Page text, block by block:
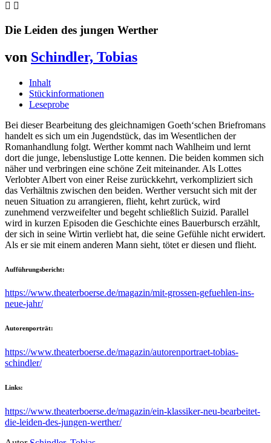
 
Die Leiden des jungen Werther
von Schindler, Tobias
Inhalt
Stückinformationen
Leseprobe
Bei dieser Bearbeitung des gleichnamigen Goeth‘schen Briefromans
handelt es sich um ein Jugendstück, das im Wesentlichen der
Romanhandlung folgt. Werther kommt nach Wahlheim und lernt
dort die junge, lebenslustige Lotte kennen. Die beiden kommen sich
näher und verbringen eine schöne Zeit miteinander. Als Lottes
Verlobter Albert von einer Reise zurückkehrt, verkompliziert sich
das Verhältnis zwischen den beiden. Werther versucht sich mit der
neuen Situation zu arrangieren, flieht, kehrt zurück, wird
zunehmend verzweifelter und begeht schließlich Suizid. Parallel
wird in kurzen Episoden die Geschichte eines Bauerbursch erzählt,
der sich in seine Wirtin verliebt hat, die seine Gefühle nicht erwidert.
Als er sie mit einem anderen Mann sieht, tötet er diesen und flieht.
Aufführungsbericht:
https://www.theaterboerse.de/magazin/mit-grossen-gefuehlen-ins-
neue-jahr/
Autorenporträt:
https://www.theaterboerse.de/magazin/autorenportraet-tobias-
schindler/
Links:
https://www.theaterboerse.de/magazin/ein-klassiker-neu-bearbeitet-
die-leiden-des-jungen-werther/